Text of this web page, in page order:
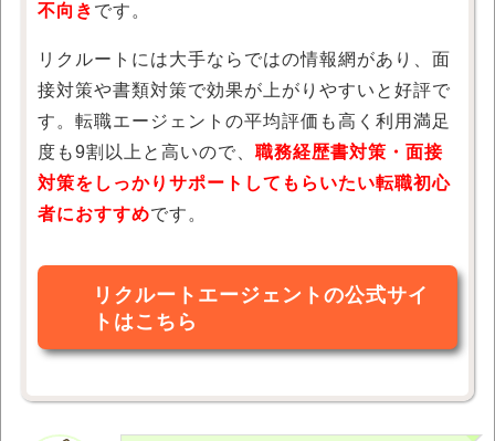
不向き です。
リクルートには大手ならではの情報網があり、面
接対策や書類対策で効果が上がりやすいと好評で
す。転職エージェントの平均評価も高く利用満足
度も9割以上と高いので、 職務経歴書対策・面接
対策をしっかりサポートしてもらいたい転職初心
者におすすめです。
リクルートエージェントの公式サイ
トはこちら